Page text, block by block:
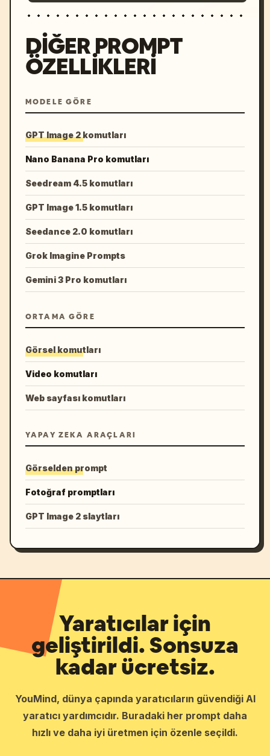
DIĞER PROMPT
ÖZELLIKLERI
MODELE GÖRE
GPT Image 2 komutları
Nano Banana Pro komutları
Seedream 4.5 komutları
GPT Image 1.5 komutları
Seedance 2.0 komutları
Grok Imagine Prompts
Gemini 3 Pro komutları
ORTAMA GÖRE
Görsel komutları
Video komutları
Web sayfası komutları
YAPAY ZEKA ARAÇLARI
Görselden prompt
Fotoğraf promptları
GPT Image 2 slaytları
Yaratıcılar için
geliştirildi. Sonsuza
kadar ücretsiz.
YouMind, dünya çapında yaratıcıların güvendiği AI
yaratıcı yardımcıdır. Buradaki her prompt daha
hızlı ve daha iyi üretmen için özenle seçildi.